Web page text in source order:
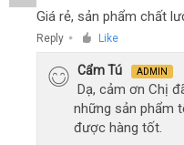
Bulonhe!!
Giá rẻ, sản phẩm chất
Reply ● Like
Cẩm Tú ADMIN
Dạ, cảm ơn Chị
những sản phẩm
được hàng tốt.